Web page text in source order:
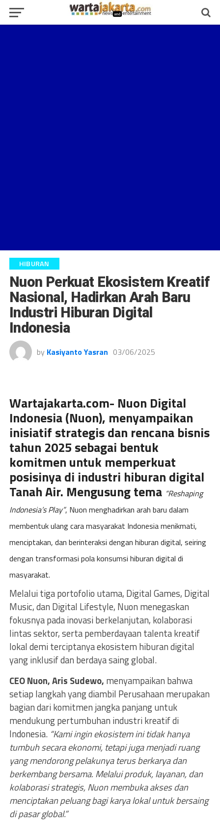
HIBURAN
Nuon Perkuat Ekosistem Kreatif
Nasional, Hadirkan Arah Baru
Industri Hiburan Digital
Indonesia
by Kasiyanto Yasran 03/06/2025
Wartajakarta.com- Nuon Digital
Indonesia (Nuon), menyampaikan
inisiatif strategis dan rencana bisnis
tahun 2025 sebagai bentuk
komitmen untuk memperkuat
posisinya di industri hiburan digital
Tanah Air. Mengusung tema “Reshaping
Indonesia’s Play”, Nuon menghadirkan arah baru dalam
membentuk ulang cara masyarakat Indonesia menikmati,
menciptakan, dan berinteraksi dengan hiburan digital, seiring
dengan transformasi pola konsumsi hiburan digital di
masyarakat.
Melalui tiga portofolio utama, Digital Games, Digital
Music, dan Digital Lifestyle, Nuon menegaskan
fokusnya pada inovasi berkelanjutan, kolaborasi
lintas sektor, serta pemberdayaan talenta kreatif
lokal demi terciptanya ekosistem hiburan digital
yang inklusif dan berdaya saing global.
CEO Nuon, Aris Sudewo, menyampaikan bahwa
setiap langkah yang diambil Perusahaan merupakan
bagian dari komitmen jangka panjang untuk
mendukung pertumbuhan industri kreatif di
Indonesia. “Kami ingin ekosistem ini tidak hanya
tumbuh secara ekonomi, tetapi juga menjadi ruang
yang mendorong pelakunya terus berkarya dan
berkembang bersama. Melalui produk, layanan, dan
kolaborasi strategis, Nuon membuka akses dan
menciptakan peluang bagi karya lokal untuk bersaing
di pasar global.”